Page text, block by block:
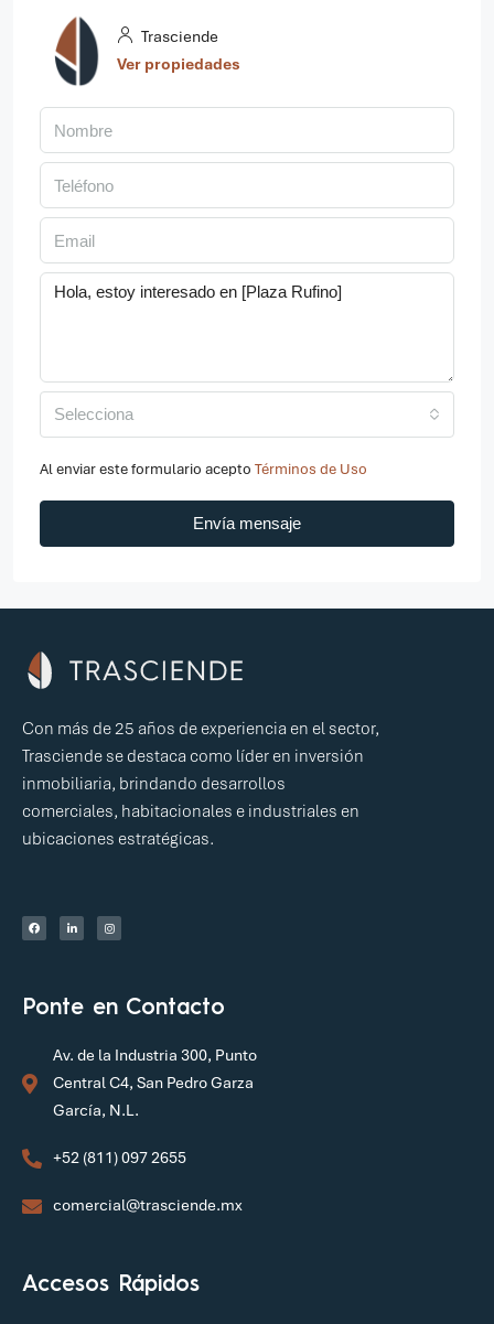
Trasciende
Ver propiedades
Selecciona
Al enviar este formulario acepto Términos de Uso
Envía mensaje
Con más de 25 años de experiencia en el sector,
Trasciende se destaca como líder en inversión
inmobiliaria, brindando desarrollos
comerciales, habitacionales e industriales en
ubicaciones estratégicas.
Ponte en Contacto
Av. de la Industria 300, Punto
Central C4, San Pedro Garza
García, N.L.
+52 (811) 097 2655
comercial@trasciende.mx
Accesos Rápidos